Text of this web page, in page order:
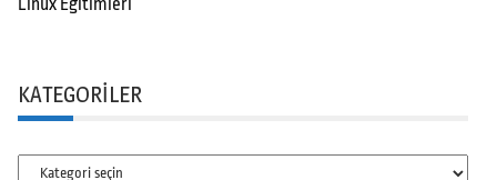
Linux Eğitimleri
KATEGORILER
Kategoriler